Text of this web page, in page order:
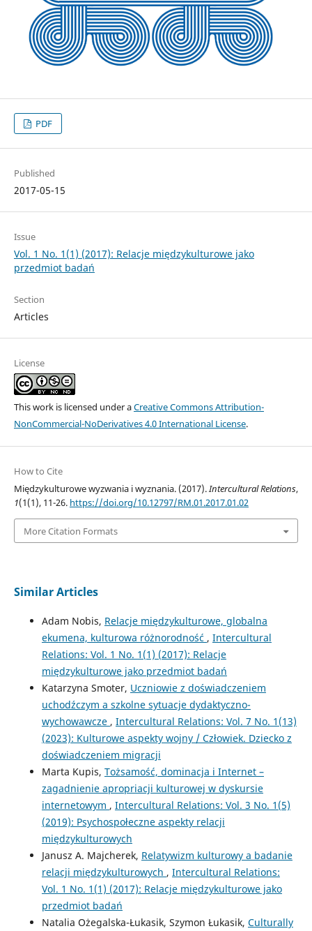
PDF
Published
2017-05-15
Issue
Vol. 1 No. 1(1) (2017): Relacje międzykulturowe jako
przedmiot badań
Section
Articles
License
This work is licensed under aCreative Commons Attribution-
NonCommercial-NoDerivatives 4.0 International License.
How to Cite
Międzykulturowe wyzwania i wyznania. (2017).Intercultural Relations,
1(1(1), 11-26. https://doi.org/10.12797/RM.01.2017.01.02
More Citation Formats
Similar Articles
Adam Nobis, Relacje międzykulturowe, globalna
ekumena, kulturowa różnorodność , Intercultural
Relations: Vol. 1 No. 1(1) (2017): Relacje
międzykulturowe jako przedmiot badań
Katarzyna Smoter, Uczniowie z doświadczeniem
uchodźczym a szkolne sytuacje dydaktyczno-
wychowawcze , Intercultural Relations: Vol. 7 No. 1(13)
(2023): Kulturowe aspekty wojny / Człowiek. Dziecko z
doświadczeniem migracji
Marta Kupis, Tożsamość, dominacja i Internet –
zagadnienie apropriacji kulturowej w dyskursie
internetowym , Intercultural Relations: Vol. 3 No. 1(5)
(2019): Psychospołeczne aspekty relacji
międzykulturowych
Janusz A. Majcherek, Relatywizm kulturowy a badanie
relacji międzykulturowych , Intercultural Relations:
Vol. 1 No. 1(1) (2017): Relacje międzykulturowe jako
przedmiot badań
Natalia Ożegalska-Łukasik, Szymon Łukasik, Culturally